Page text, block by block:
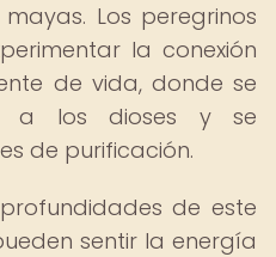
Los peregrinos
la conexión
de vida, donde se
a los dioses y se
de purificación.
de este
sentir la energía